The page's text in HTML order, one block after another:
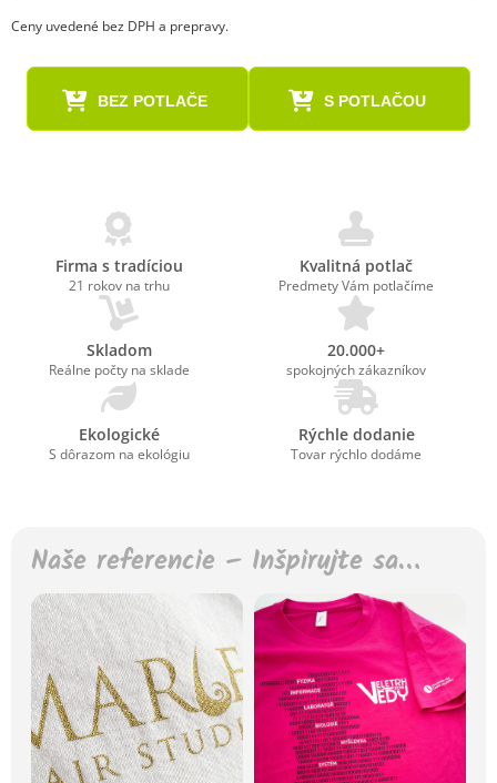
Ceny uvedené bez DPH a prepravy.
BEZ POTLAČE S POTLAČOU
Firma s tradíciou
21 rokov na trhu
Kvalitná potlač
Predmety Vám potlačíme
Skladom
Reálne počty na sklade
20.000+
spokojných zákazníkov
Ekologické
S dôrazom na ekológiu
Rýchle dodanie
Tovar rýchlo dodáme
Naše referencie – Inšpirujte sa…